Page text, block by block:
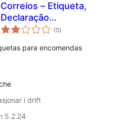
Correios – Etiqueta,
Declaração
Conteúdo & Sigep
(5vurderingar
i)
para encomendas
i drift
5.2.24